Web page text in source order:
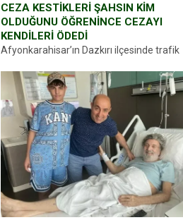
CEZA KESTİKLERİ ŞAHSIN KİM
OLDUĞUNU ÖĞRENİNCE CEZAYI
KENDİLERİ ÖDEDİ
Afyonkarahisar’ın Dazkırı ilçesinde trafik
durdurdukları bir otomobilin
ehliyet ve ruhsat sorup belgelerini istedi.
Sürücü Abdurrahman Ö.nün verdiği
eksik olduğunu...